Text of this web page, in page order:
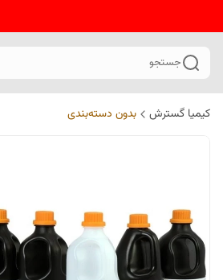
جستجو
کیمیا گسترش بدون دسته‌بندی